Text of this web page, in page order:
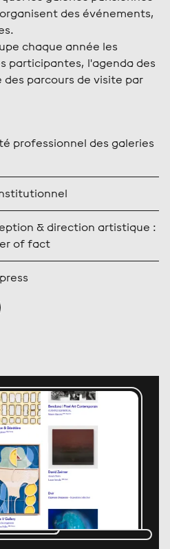
des événements,
chaque année les
participantes, l'agenda des
parcours de visite par
professionnel des galeries
& direction artistique :
of fact